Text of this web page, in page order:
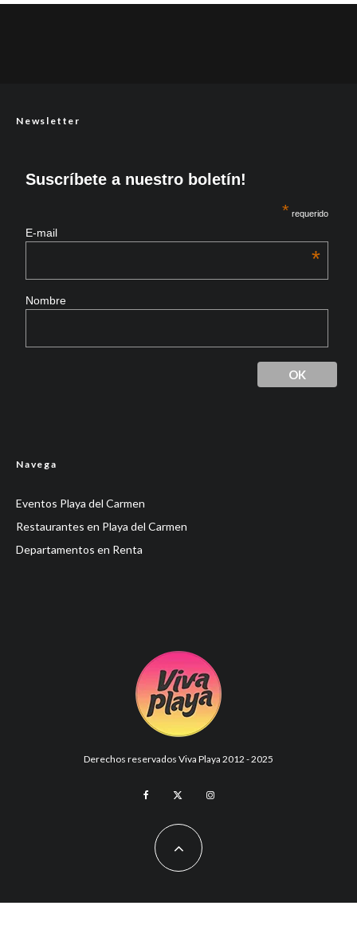
Newsletter
Suscríbete a nuestro boletín!
* requerido
E-mail
*
Nombre
Navega
Eventos Playa del Carmen
Restaurantes en Playa del Carmen
Departamentos en Renta
Derechos reservados Viva Playa 2012 - 2025